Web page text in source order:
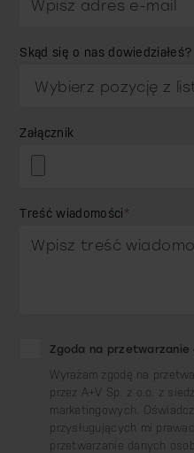
Skąd się o nas dowiedziałeś?
Załącznik
Treść wiadomości*
Zgoda na przetwarzanie
Wyrażam zgodę na
przez A+V Sp. z o.o. z
marketingowych.
przysługujących mi
przetwarzanie danych